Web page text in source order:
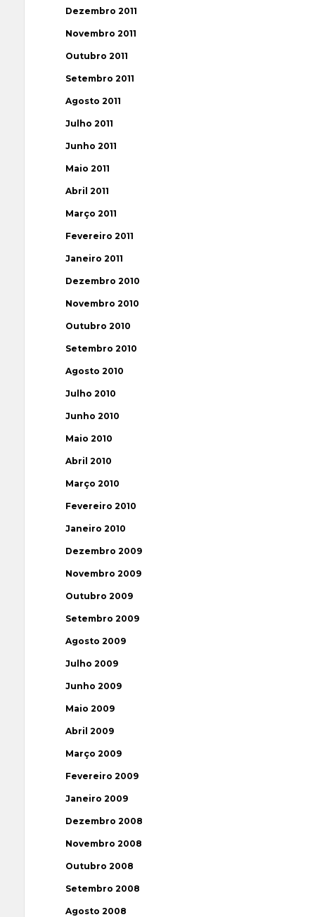
Dezembro 2011
Novembro 2011
Outubro 2011
Setembro 2011
Agosto 2011
Julho 2011
Junho 2011
Maio 2011
Abril 2011
Março 2011
Fevereiro 2011
Janeiro 2011
Dezembro 2010
Novembro 2010
Outubro 2010
Setembro 2010
Agosto 2010
Julho 2010
Junho 2010
Maio 2010
Abril 2010
Março 2010
Fevereiro 2010
Janeiro 2010
Dezembro 2009
Novembro 2009
Outubro 2009
Setembro 2009
Agosto 2009
Julho 2009
Junho 2009
Maio 2009
Abril 2009
Março 2009
Fevereiro 2009
Janeiro 2009
Dezembro 2008
Novembro 2008
Outubro 2008
Setembro 2008
Agosto 2008